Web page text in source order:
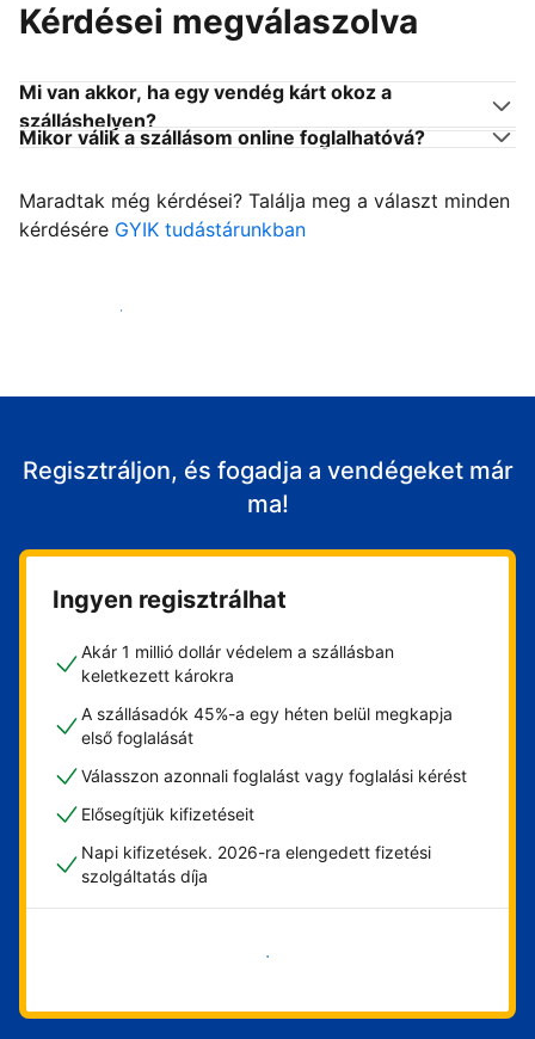
Kérdései megválaszolva
Mi van akkor, ha egy vendég kárt okoz a
szálláshelyen?
Mikor válik a szállásom online foglalhatóvá?
Maradtak még kérdései? Találja meg a választ minden
kérdésére GYIK tudástárunkban
Fogadja vendégeit
Regisztráljon, és fogadja a vendégeket már
ma!
Ingyen regisztrálhat
Akár 1 millió dollár védelem a szállásban
keletkezett károkra
A szállásadók 45%-a egy héten belül megkapja
első foglalását
Válasszon azonnali foglalást vagy foglalási kérést
Elősegítjük kifizetéseit
Napi kifizetések. 2026-ra elengedett fizetési
szolgáltatás díja
Vágjon bele most